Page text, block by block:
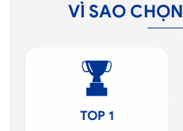
VÌ SAO CHỌN
TOP 1